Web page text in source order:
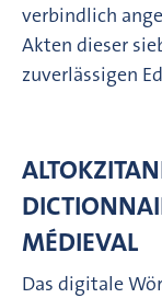
verbindlich
Akten dieser
zuverlässigen
MÉDIEVAL
Das digitale